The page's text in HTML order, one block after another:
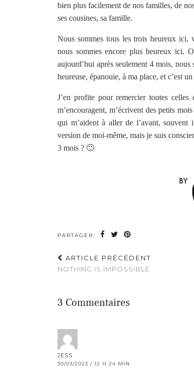
bien plus facilement de nos familles, de
ses cousines, sa famille.
Nous sommes tous les trois heureux ici,
nous sommes encore plus heureux ici.
aujourd’hui après seulement 4 mois,
heureuse, épanouie, à ma place, et c’est
J’en profite pour remercier toutes
m’encouragent, m’écrivent des petits
qui m’aident à aller de l’avant,
version de moi-même, mais je suis
3 mois ? 🙂
PARTAGER:
ARTICLE PRÉCÉDENT
NOTHING IS IMPOSSIBLE.
3 Commentaires
JESS
30/03/2023 / 12 H 24 MIN